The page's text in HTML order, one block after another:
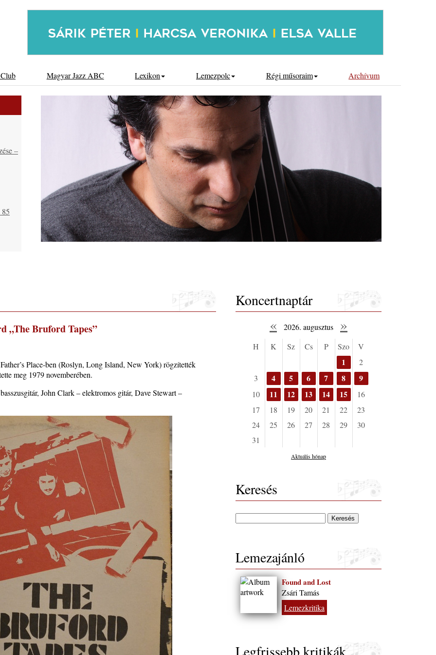
Magyar Jazz ABC Lexikon Lemezpolc Régi műsoraim Archívum
–
rész:
–
40
a
„The Bruford Tapes”
Place-ben (Roslyn, Long Island, New York) rögzítették
meg 1979 novemberében.
John Clark – elektromos gitár, Dave Stewart –
Koncertnaptár
« 2026. augusztus »
H K Sz Cs P Szo V
1
2
3
4 5 6 7 8 9
10 11 12 13 14 15
16
17
18 19 20 21 22
23
24
25 26 27 28 29
30
31
Aktuális hónap
Keresés
Lemezajánló
Found and Lost
Zsári Tamás
Lemezkritika
Legfrissebb kritikák